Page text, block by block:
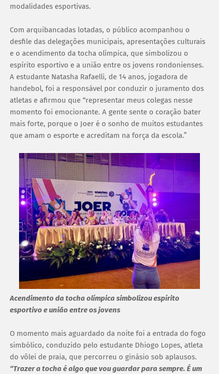
modalidades esportivas.
Com arquibancadas lotadas, o público acompanhou o
desfile das delegações municipais, apresentações culturais
e o acendimento da tocha olímpica, que simbolizou o
espírito esportivo e a união entre os jovens rondonienses.
A estudante Natasha Rafaelli, de 14 anos, jogadora de
handebol, foi a responsável por conduzir o juramento dos
atletas e afirmou que “representar meus colegas nesse
momento foi emocionante. A gente sente o coração bater
mais forte, porque o Joer é o sonho de muitos estudantes
que amam o esporte e acreditam na força da escola.”
Acendimento da tocha olímpica simbolizou espírito
esportivo e união entre os jovens
O momento mais aguardado da noite foi a entrada do fogo
simbólico, conduzido pelo estudante Dhiogo Lopes, atleta
do vôlei de praia, que percorreu o ginásio sob aplausos.
“Trazer a tocha é algo que vou guardar para sempre. É um